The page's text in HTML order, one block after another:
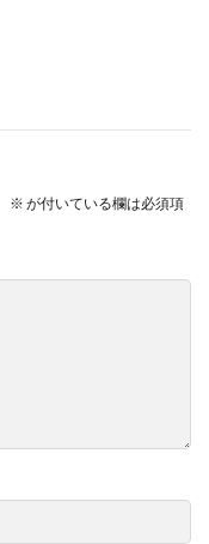
※ が付いている欄は必須項